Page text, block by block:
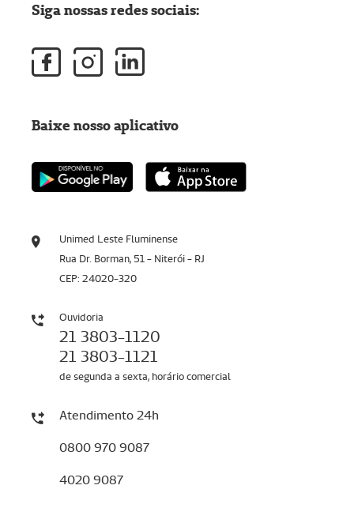
Unimed Leste Fluminense
Rua Dr. Borman, 51 - Niterói - RJ
CEP: 24020-320
Ouvidoria
21 3803-1120
21 3803-1121
de segunda a sexta, horário comercial
Atendimento 24h
0800 970 9087
4020 9087
Siga nossas redes sociais:
Baixe nosso aplicativo